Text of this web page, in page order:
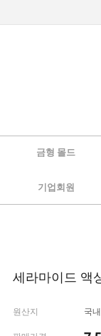
금형 몰드
기업회원
세라마이드 액
원산지 국내